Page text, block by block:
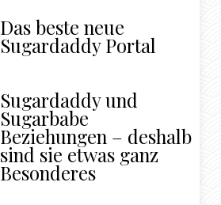
Das beste neue
Sugardaddy Portal
Sugardaddy und
Sugarbabe
Beziehungen – deshalb
sind sie etwas ganz
Besonderes